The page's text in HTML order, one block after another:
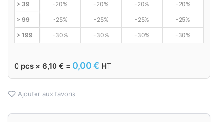
> 39 -20% -20% -20% -20%
> 99 -25% -25% -25% -25%
> 199 -30% -30% -30% -30%
0 pcs × 6,10 € = 0,00 € HT
Ajouter aux favoris